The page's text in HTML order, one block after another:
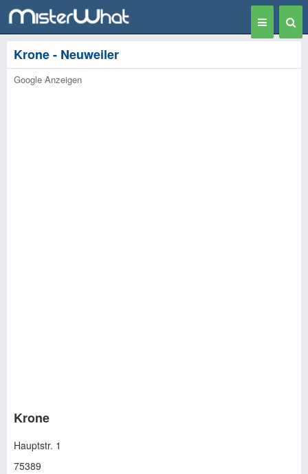
Toggle
navigation
Krone - Neuweiler
Google Anzeigen
Krone
Hauptstr. 1
75389